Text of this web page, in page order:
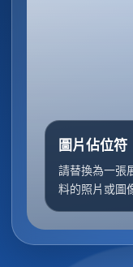
圖片佔位符
請替換為一張
料的照片或圖